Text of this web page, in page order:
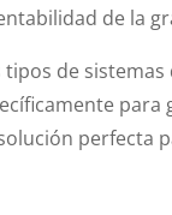
de la
de sistemas
para
perfecta